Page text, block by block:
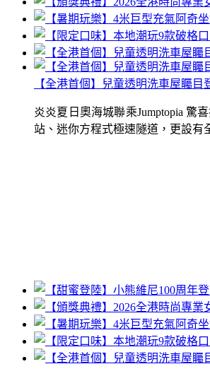
【全港首個】兒童透明洗車屋矚目
炎炎夏日奧海城聯乘Jumptopia 驚
站、迷你方程式極速隧道，更設有